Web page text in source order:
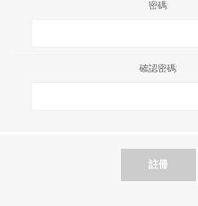
密碼:
確認密碼:
註冊